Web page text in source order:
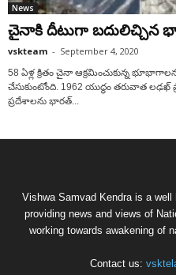
News
చైనాకి దీటుగా బదులిచ్చిన
vskteam - September 4, 2020
58 ఏళ్ల క్రితం చైనా ఆక్రమించుకున్న
చేసుకుంటోంది. 1962 యుద్ధం తరువాత
ప్రదేశాలను భారత్...
Vishwa Samvad Kendra is a well
providing news and views of
working towards awakening of
Contact us: